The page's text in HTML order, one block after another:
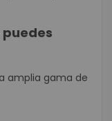
puedes
amplia gama de